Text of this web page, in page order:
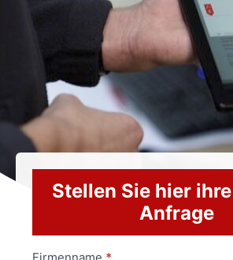
Stellen Sie hier
Anfrage